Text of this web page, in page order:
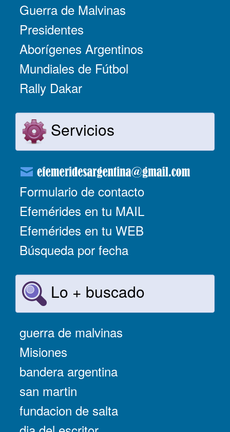
Guerra de Malvinas
Presidentes
Aborígenes Argentinos
Mundiales de Fútbol
Rally Dakar
Servicios
Formulario de contacto
Efemérides en tu MAIL
Efemérides en tu WEB
Búsqueda por fecha
Lo + buscado
guerra de malvinas
Misiones
bandera argentina
san martin
fundacion de salta